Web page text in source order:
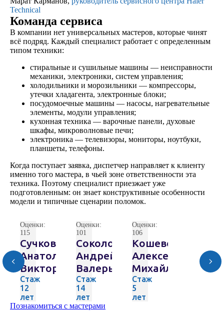
Technical
Команда сервиса
В компании нет универсальных мастеров, которые чинят
всё подряд. Каждый специалист работает с определенным
типом техники:
стиральные и сушильные машины — неисправности
механики, электроники, систем управления;
холодильники и морозильники — компрессоры,
утечки хладагента, электронные блоки;
посудомоечные машины — насосы, нагревательные
элементы, модули управления;
кухонная техника — варочные панели, духовые
шкафы, микроволновые печи;
электроника — телевизоры, мониторы, ноутбуки,
планшеты, телефоны.
Когда поступает заявка, диспетчер направляет к клиенту
именно того мастера, в чьей зоне ответственности эта
техника. Поэтому специалист приезжает уже
подготовленным: он знает конструктивные особенности
модели и типичные сценарии поломок.
Оценки:
115
Сучков
Анатолий
Викторович
Стаж
12
лет
Оценки:
101
Соколов
Андрей
Валерьевич
Стаж
14
лет
Оценки:
106
Кошевой
Алексей
Михайлович
Стаж
5
лет
Познакомиться с мастерами